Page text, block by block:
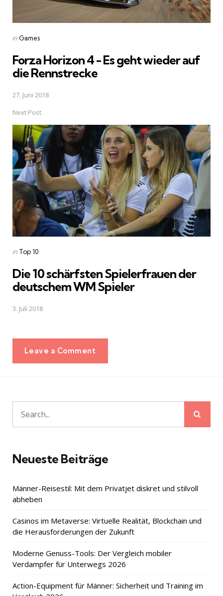
Posted
in Games
Forza Horizon 4 - Es geht wieder auf
die Rennstrecke
27. Juni 2018
Next Post
Posted
in Top 10
Die 10 schärfsten Spielerfrauen der
deutschem WM Spieler
3. Juli 2018
Leave a Comment
Search
for:
Neueste Beiträge
Männer-Reisestil: Mit dem Privatjet diskret und stilvoll
abheben
Casinos im Metaverse: Virtuelle Realität, Blockchain und
die Herausforderungen der Zukunft
Moderne Genuss-Tools: Der Vergleich mobiler
Verdampfer für Unterwegs 2026
Action-Equipment für Männer: Sicherheit und Training im